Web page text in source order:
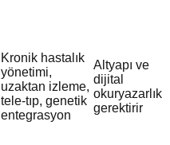
Kronik hastalık
yönetimi,
uzaktan izleme,
tele-tıp, genetik
entegrasyon
Altyapı ve
dijital
okuryazarlık
gerektirir